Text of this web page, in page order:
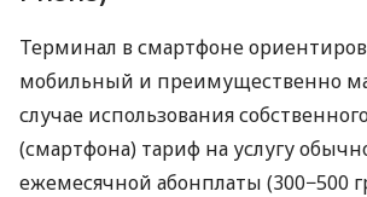
Терминал в смартфоне
мобильный и преимущественно
случае использования
(смартфона) тариф на услугу
ежемесячной абонплаты (300−500